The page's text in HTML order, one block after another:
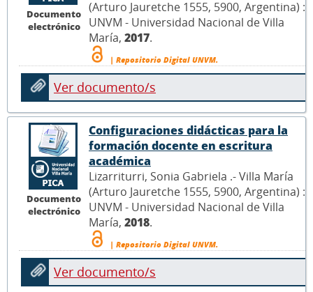
Documento
electrónico
(Arturo Jauretche 1555, 5900, Argentina) :
UNVM - Universidad Nacional de Villa
María, 2017.
| Repositorio Digital UNVM.
Ver documento/s
Documento
electrónico
Configuraciones didácticas para la
formación docente en escritura
académica
Lizarriturri, Sonia Gabriela .- Villa María
(Arturo Jauretche 1555, 5900, Argentina) :
UNVM - Universidad Nacional de Villa
María, 2018.
| Repositorio Digital UNVM.
Ver documento/s